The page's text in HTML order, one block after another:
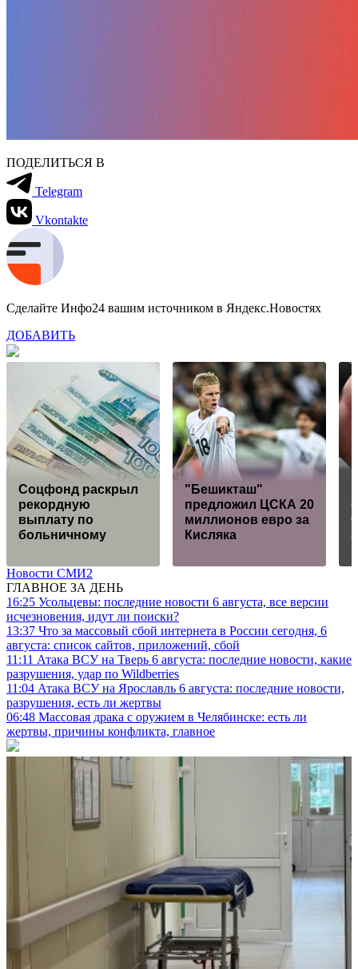
ПОДЕЛИТЬСЯ В
Telegram
Vkontakte
Сделайте Инфо24 вашим источником в Яндекс.Новостях
ДОБАВИТЬ
Соцфонд раскрыл
рекордную
выплату по
больничному
"Бешикташ"
предложил ЦСКА 20
миллионов евро за
Кисляка
Новости СМИ2
ГЛАВНОЕ ЗА ДЕНЬ
16:25 Усольцевы: последние новости 6 августа, все версии
исчезновения, идут ли поиски?
13:37 Что за массовый сбой интернета в России сегодня, 6
августа: список сайтов, приложений, сбой
11:11 Атака ВСУ на Тверь 6 августа: последние новости, какие
разрушения, удар по Wildberries
11:04 Атака ВСУ на Ярославль 6 августа: последние новости,
разрушения, есть ли жертвы
06:48 Массовая драка с оружием в Челябинске: есть ли
жертвы, причины конфликта, главное